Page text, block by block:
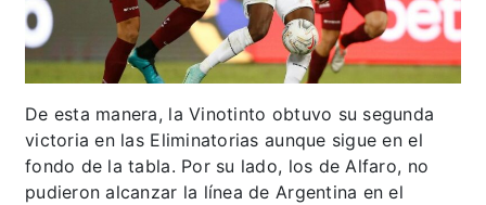
De esta manera, la Vinotinto obtuvo su segunda
victoria en las Eliminatorias aunque sigue en el
fondo de la tabla. Por su lado, los de Alfaro, no
pudieron alcanzar la línea de Argentina en el